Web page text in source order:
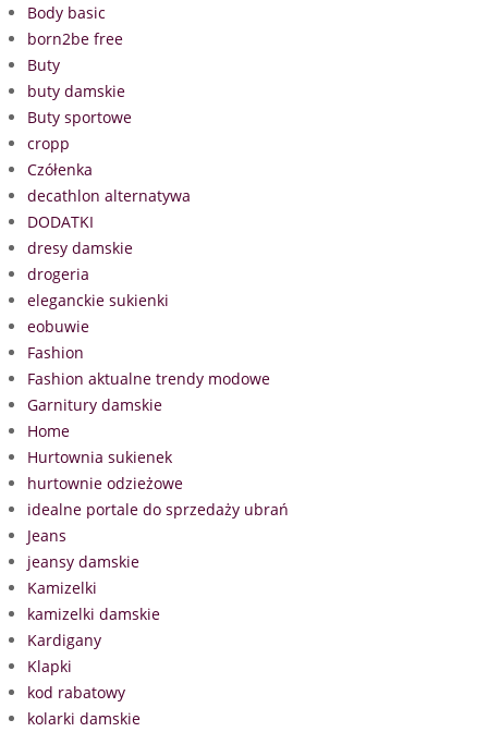
Body basic
born2be free
Buty
buty damskie
Buty sportowe
cropp
Czółenka
decathlon alternatywa
DODATKI
dresy damskie
drogeria
eleganckie sukienki
eobuwie
Fashion
Fashion aktualne trendy modowe
Garnitury damskie
Home
Hurtownia sukienek
hurtownie odzieżowe
idealne portale do sprzedaży ubrań
Jeans
jeansy damskie
Kamizelki
kamizelki damskie
Kardigany
Klapki
kod rabatowy
kolarki damskie